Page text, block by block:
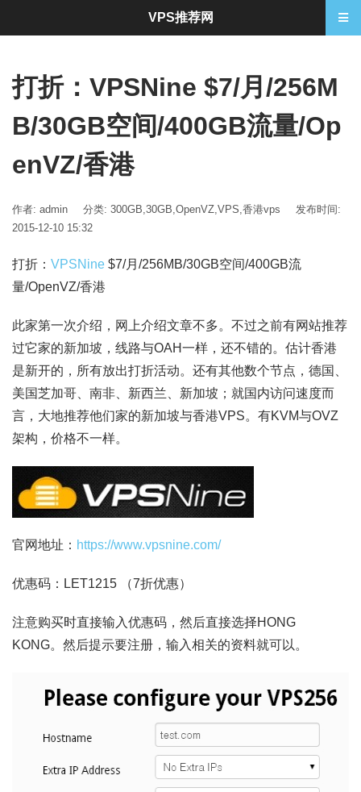
打折：VPSNine $7/月/256M
B/30GB空间/400GB流量/Op
enVZ/香港
作者: admin 分类: 300GB,30GB,OpenVZ,VPS,香港vps
发布时间:
2015-12-10 15:32
打折： VPSNine $7/月/256MB/30GB空间/400GB流
量/OpenVZ/香港
此家第一次介绍，网上介绍文章不多。不过之前有网站推荐
过它家的新加坡，线路与OAH一样，还不错的。估计香港
是新开的，所有放出打折活动。还有其他数个节点，德国、
美国芝加哥、南非、新西兰、新加坡；就国内访问速度而
言，大地推荐他们家的新加坡与香港VPS。有KVM与OVZ
架构，价格不一样。
官网地址： https://www.vpsnine.com/
优惠码：LET1215 （7折优惠）
注意购买时直接输入优惠码，然后直接选择HONG
KONG。然后提示要注册，输入相关的资料就可以。
VPS推荐网